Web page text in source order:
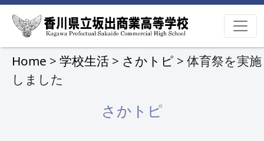
Home > 学校生活 > さかトピ > 体育祭を実施
しました
さかトピ